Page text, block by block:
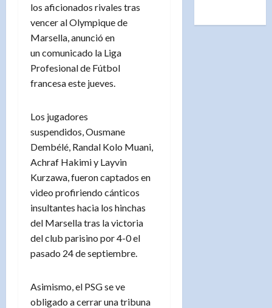
los aficionados rivales tras
vencer al Olympique de
Marsella, anunció en
un comunicado la Liga
Profesional de Fútbol
francesa este jueves.
Los jugadores
suspendidos, Ousmane
Dembélé, Randal Kolo Muani,
Achraf Hakimi y Layvin
Kurzawa, fueron captados en
video profiriendo cánticos
insultantes hacia los hinchas
del Marsella tras la victoria
del club parisino por 4-0 el
pasado 24 de septiembre.
Asimismo, el PSG se ve
obligado a cerrar una tribuna